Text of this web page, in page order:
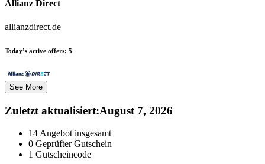
Allianz Direct
allianzdirect.de
Today’s active offers: 5
See More
Zuletzt aktualisiert:August 7, 2026
14 Angebot insgesamt
0 Geprüfter Gutschein
1 Gutscheincode